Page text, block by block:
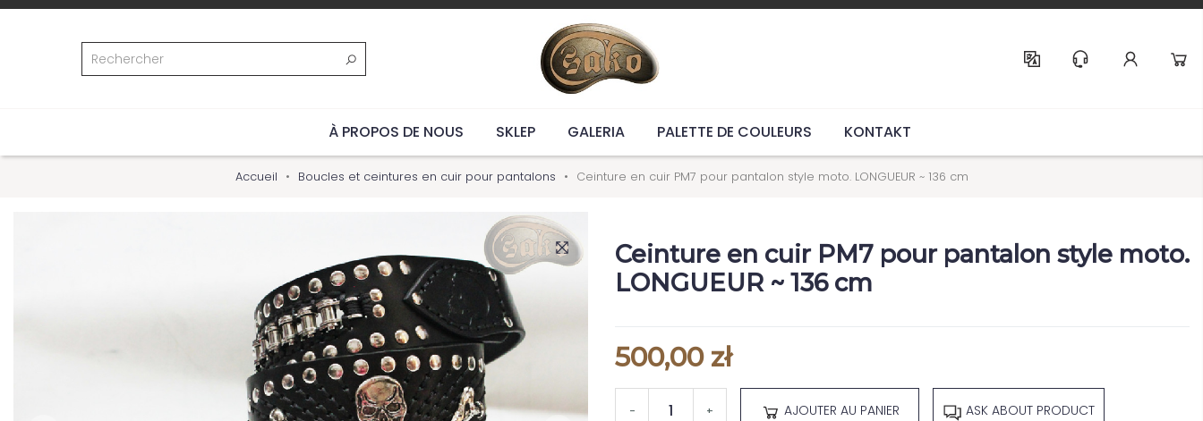
À PROPOS DE NOUS SKLEP GALERIA PALETTE DE COULEURS KONTAKT
Accueil Boucles et ceintures en cuir pour pantalons Ceinture en cuir PM7 pour pantalon style moto. LONGUEUR ~ 136 cm
Ceinture en cuir PM7 pour pantalon style moto.
LONGUEUR ~ 136 cm
500,00 zł
- + AJOUTER AU PANIER ASK ABOUT PRODUCT